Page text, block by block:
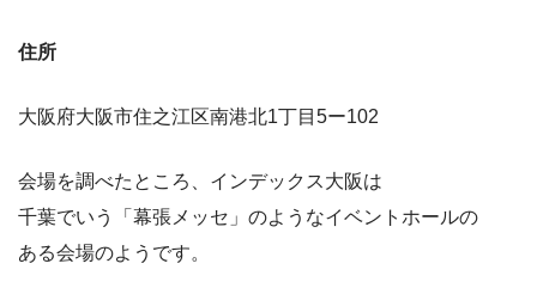
住所
大阪府大阪市住之江区南港北1丁目 5ー102
会場を調べたところ、インデックス大阪は
千葉でいう「幕張メッセ」のようなイベントホールの
ある会場のようです。